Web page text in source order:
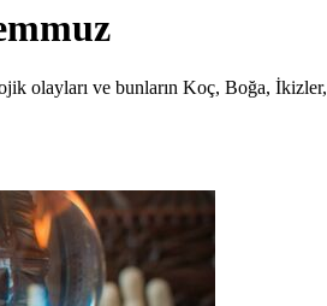
olayları ve bunların Koç, Boğa,